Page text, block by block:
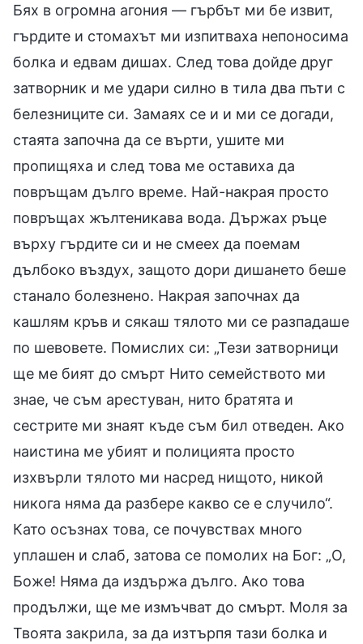
Бях в огромна агония — гърбът ми бе извит,
гърдите и стомахът ми изпитваха непоносима
болка и едвам дишах. След това дойде друг
затворник и ме удари силно в тила два пъти с
белезниците си. Замаях се и и ми се догади,
стаята започна да се върти, ушите ми
пропищяха и след това ме оставиха да
повръщам дълго време. Най-накрая просто
повръщах жълтеникава вода. Държах ръце
върху гърдите си и не смеех да поемам
дълбоко въздух, защото дори дишането беше
станало болезнено. Накрая започнах да
кашлям кръв и сякаш тялото ми се разпадаше
по шевовете. Помислих си: „Тези затворници
ще ме бият до смърт Нито семейството ми
знае, че съм арестуван, нито братята и
сестрите ми знаят къде съм бил отведен. Ако
наистина ме убият и полицията просто
изхвърли тялото ми насред нищото, никой
никога няма да разбере какво се е случило“.
Като осъзнах това, се почувствах много
уплашен и слаб, затова се помолих на Бог: „О,
Боже! Няма да издържа дълго. Ако това
продължи, ще ме измъчват до смърт. Моля за
Твоята закрила, за да изтърпя тази болка и